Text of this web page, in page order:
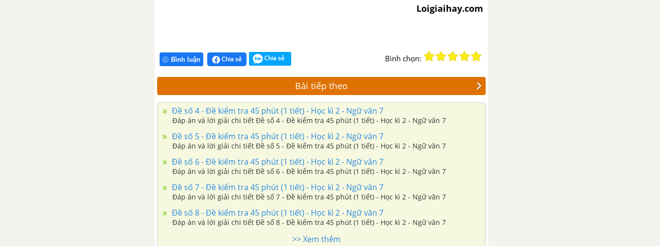
Loigiaihay.com
Bình luận Chia sẻ Chia sẻ Bình chọn:
Bài tiếp theo
Đề số 4 - Đề kiểm tra 45 phút (1 tiết) - Học kì 2 - Ngữ văn 7
Đáp án và lời giải chi tiết Đề số 4 - Đề kiểm tra 45 phút (1 tiết) - Học kì 2 - Ngữ văn 7
Đề số 5 - Đề kiểm tra 45 phút (1 tiết) - Học kì 2 - Ngữ văn 7
Đáp án và lời giải chi tiết Đề số 5 - Đề kiểm tra 45 phút (1 tiết) - Học kì 2 - Ngữ văn 7
Đề số 6 - Đề kiểm tra 45 phút (1 tiết) - Học kì 2 - Ngữ văn 7
Đáp án và lời giải chi tiết Đề số 6 - Đề kiểm tra 45 phút (1 tiết) - Học kì 2 - Ngữ văn 7
Đề số 7 - Đề kiểm tra 45 phút (1 tiết) - Học kì 2 - Ngữ văn 7
Đáp án và lời giải chi tiết Đề số 7 - Đề kiểm tra 45 phút (1 tiết) - Học kì 2 - Ngữ văn 7
Đề số 8 - Đề kiểm tra 45 phút (1 tiết) - Học kì 2 - Ngữ văn 7
Đáp án và lời giải chi tiết Đề số 8 - Đề kiểm tra 45 phút (1 tiết) - Học kì 2 - Ngữ văn 7
>> Xem thêm